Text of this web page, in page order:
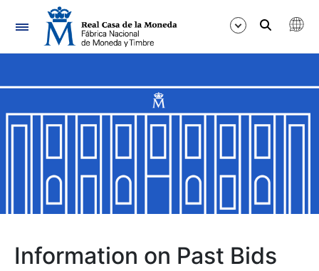
Navigation
Show/Hide
Show/Hide
Show/Hide
Information on Past Bids